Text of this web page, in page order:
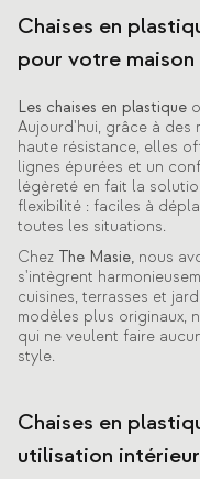
Chaises en
pour votre maison
Les chaises en plastique
Aujourd'hui, grâce à des
haute résistance, elles
lignes épurées et un
légèreté en fait la
flexibilité : faciles à
toutes les situations.
Chez The Masie, nous
s'intègrent
cuisines, terrasses et
modèles plus originaux,
qui ne veulent faire
style.
Chaises en
utilisation